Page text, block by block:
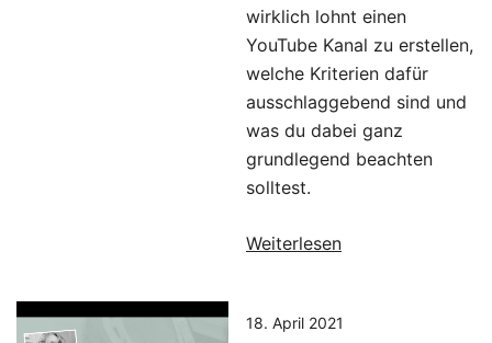
wirklich lohnt einen
YouTube Kanal zu erstellen,
welche Kriterien dafür
ausschlaggebend sind und
was du dabei ganz
grundlegend beachten
solltest.
Weiterlesen
18. April 2021